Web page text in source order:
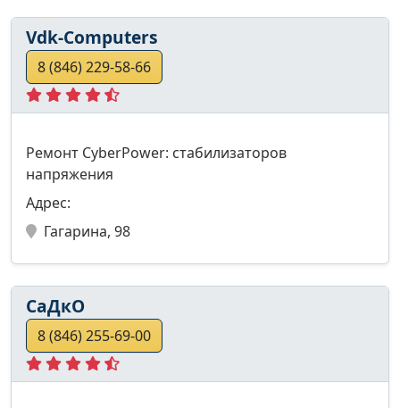
Vdk-Computers
8 (846) 229-58-66
Ремонт CyberPower: стабилизаторов
напряжения
Адрес:
Гагарина, 98
СаДкО
8 (846) 255-69-00